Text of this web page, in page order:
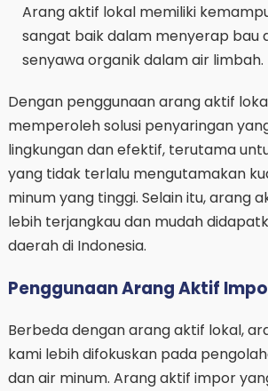
Arang aktif lokal memiliki
sangat baik dalam menyerap bau
senyawa organik dalam air limbah.
Dengan penggunaan arang aktif
memperoleh solusi penyaringan
lingkungan dan efektif, terutama
yang tidak terlalu mengutamakan
minum yang tinggi. Selain itu, arang
lebih terjangkau dan mudah
daerah di Indonesia.
Penggunaan Arang Aktif
Berbeda dengan arang aktif lokal,
kami lebih difokuskan pada
dan air minum. Arang aktif impor